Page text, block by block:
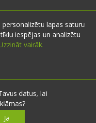
lapas saturu
iespējas un analizētu
vairāk.
datus, lai
Jā